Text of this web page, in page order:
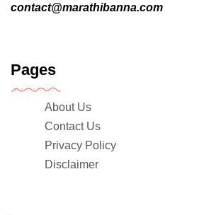
contact@marathibanna.com
Pages
About Us
Contact Us
Privacy Policy
Disclaimer